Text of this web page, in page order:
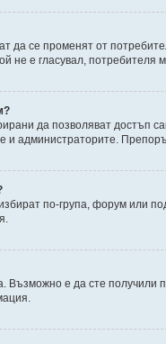
да се променят от
не е гласувал,
да позволяват достъп
и администраторите.
по-група, форум или
Възможно е да сте